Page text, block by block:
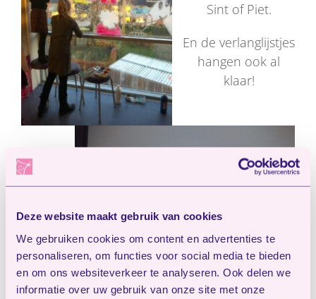
Deze website maakt gebruik van cookies
We gebruiken cookies om content en advertenties te
personaliseren, om functies voor social media te bieden
en om ons websiteverkeer te analyseren. Ook delen we
informatie over uw gebruik van onze site met onze
Sint of Piet.
En de verlanglijstjes
hangen ook al
klaar!